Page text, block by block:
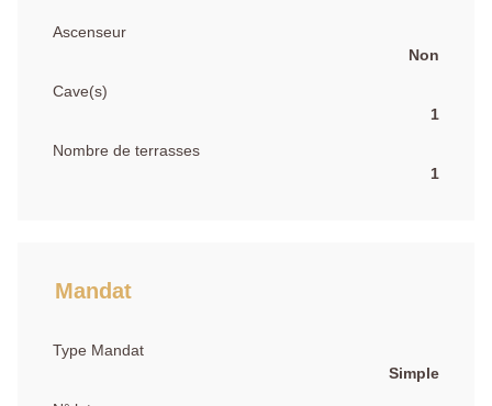
Ascenseur
Non
Cave(s)
1
Nombre de terrasses
1
Mandat
Type Mandat
Simple